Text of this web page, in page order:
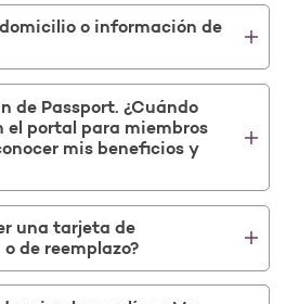
o información de
de Passport. ¿Cuándo
el portal para miembros
mis beneficios y
una tarjeta de
de reemplazo?